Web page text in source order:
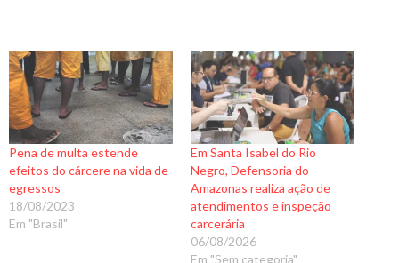
Pena de multa estende
efeitos do cárcere na vida de
egressos
18/08/2023
Em "Brasil"
Em Santa Isabel do Rio
Negro, Defensoria do
Amazonas realiza ação de
atendimentos e inspeção
carcerária
06/08/2026
Em "Sem categoria"